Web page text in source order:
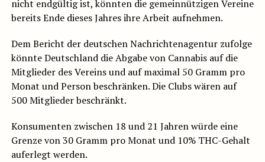
nicht endgültig ist, könnten die gemeinnützigen Vereine
bereits Ende dieses Jahres ihre Arbeit aufnehmen.
Dem Bericht der deutschen Nachrichtenagentur zufolge
könnte Deutschland die Abgabe von Cannabis auf die
Mitglieder des Vereins und auf maximal 50 Gramm pro
Monat und Person beschränken. Die Clubs wären auf
500 Mitglieder beschränkt.
Konsumenten zwischen 18 und 21 Jahren würde eine
Grenze von 30 Gramm pro Monat und 10% THC-Gehalt
auferlegt werden.